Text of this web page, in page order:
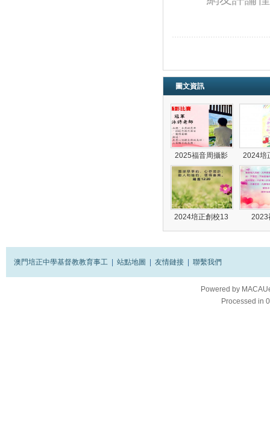
圖文資訊
2025福音周攝影 2024培
2024培正創校13 2023
澳門培正中學基督教教育事工 | 站點地圖 | 友情鏈接 | 聯繫我們
Powered by
Processed in